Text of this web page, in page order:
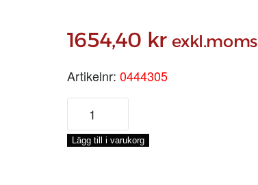
1654,40 kr exkl.moms
Artikelnr: 0444305
ENETORPET
BASFÄRG
JÄRNOXIDSVART,
5-
Lägg till i varukorg